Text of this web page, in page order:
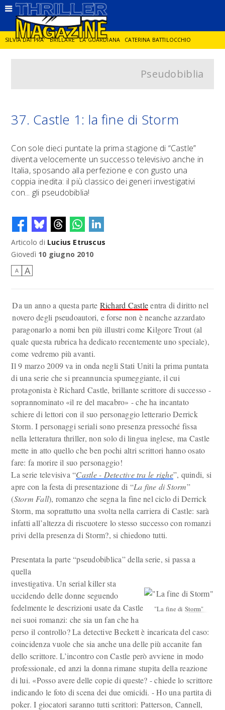
SILVIA DAI PRA' BRILLARE LA GUARDIANA CATERINA BATTILOCCHIO
GIANCARLO DE CATALDO
Pseudobiblia
37. Castle 1: la fine di Storm
Con sole dieci puntate la prima stagione di “Castle”
diventa velocemente un successo televisivo anche in
Italia, sposando alla perfezione e con gusto una
coppia inedita: il più classico dei generi investigativi
con... gli pseudobiblia!
Articolo di Lucius Etruscus
Giovedì 10 giugno 2010
A A
Da un anno a questa parte Richard Castleentra di diritto nel
novero degli pseudoautori, e forse non è neanche azzardato
paragonarlo a nomi ben più illustri come Kilgore Trout (al
quale questa rubrica ha dedicato recentemente uno speciale),
come vedremo più avanti.
Il 9 marzo 2009 va in onda negli Stati Uniti la prima puntata
di una serie che si preannuncia spumeggiante, il cui
protagonista è Richard Castle, brillante scrittore di successo -
soprannominato «il re del macabro» - che ha incantato
schiere di lettori con il suo personaggio letterario Derrick
Storm. I personaggi seriali sono presenza pressoché fissa
nella letteratura thriller, non solo di lingua inglese, ma Castle
mette in atto quello che ben pochi altri scrittori hanno osato
fare: fa morire il suo personaggio!
La serie televisiva “Castle - Detective tra le righe”, quindi, si
apre con la festa di presentazione di “La fine di Storm”
(Storm Fall), romanzo che segna la fine nel ciclo di Derrick
Storm, ma soprattutto una svolta nella carriera di Castle: sarà
infatti all’altezza di riscuotere lo stesso successo con romanzi
privi della presenza di Storm?, si chiedono tutti.
Presentata la parte “pseudobiblica” della serie, si passa a
quella
"La fine di Storm"
investigativa. Un serial killer sta
uccidendo delle donne seguendo
fedelmente le descrizioni usate da Castle
nei suoi romanzi: che sia un fan che ha
perso il controllo? La detective Beckett è incaricata del caso:
coincidenza vuole che sia anche una delle più accanite fan
dello scrittore. L’incontro con Castle però avviene in modo
professionale, ed anzi la donna rimane stupita della reazione
di lui. «Posso avere delle copie di queste? - chiede lo scrittore
indicando le foto di scena dei due omicidi. - Ho una partita di
poker. I giocatori saranno tutti scrittori: Patterson, Cannell,